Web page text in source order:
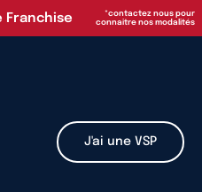
Franchise
*contactez nous pour
connaitre nos modalités
J'ai une VSP